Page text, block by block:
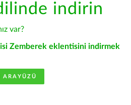
indirin
var?
Zemberek eklentisini indirmek
ARAYÜZÜ